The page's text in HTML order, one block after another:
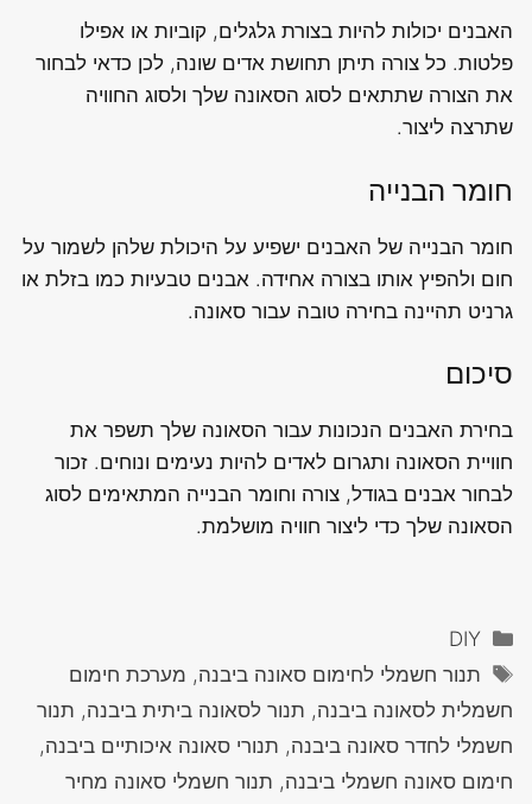
האבנים יכולות להיות בצורת גלגלים, קוביות או אפילו
פלטות. כל צורה תיתן תחושת אדים שונה, לכן כדאי לבחור
את הצורה שתתאים לסוג הסאונה שלך ולסוג החוויה
שתרצה ליצור.
חומר הבנייה
חומר הבנייה של האבנים ישפיע על היכולת שלהן לשמור על
חום ולהפיץ אותו בצורה אחידה. אבנים טבעיות כמו בזלת או
גרניט תהיינה בחירה טובה עבור סאונה.
סיכום
בחירת האבנים הנכונות עבור הסאונה שלך תשפר את
חוויית הסאונה ותגרום לאדים להיות נעימים ונוחים. זכור
לבחור אבנים בגודל, צורה וחומר הבנייה המתאימים לסוג
הסאונה שלך כדי ליצור חוויה מושלמת.
קטגוריות
DIY
תגיות
תנור חשמלי לחימום סאונה ביבנה, מערכת חימום
חשמלית לסאונה ביבנה, תנור לסאונה ביתית ביבנה, תנור
חשמלי לחדר סאונה ביבנה, תנורי סאונה איכותיים ביבנה,
חימום סאונה חשמלי ביבנה, תנור חשמלי סאונה מחיר